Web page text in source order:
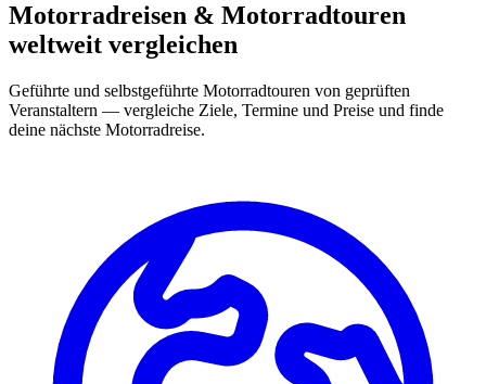
Motorradreisen & Motorradtouren
weltweit vergleichen
Geführte und selbstgeführte Motorradtouren von geprüften
Veranstaltern — vergleiche Ziele, Termine und Preise und finde
deine nächste Motorradreise.